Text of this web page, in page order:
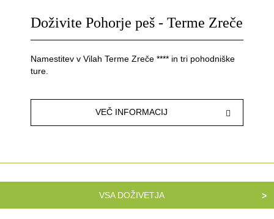
Doživite Pohorje peš - Terme Zreče
Namestitev v Vilah Terme Zreče **** in tri pohodniške
ture.
VEČ INFORMACIJ
VSA DOŽIVETJA >